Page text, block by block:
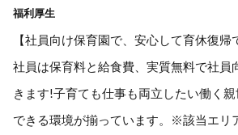
福利厚生
【社員向け保育園で、安心して育休復帰
社員は保育料と給食費、実質無料で社員
きます!子育ても仕事も両立したい働く
できる環境が揃っています。※該当エリ